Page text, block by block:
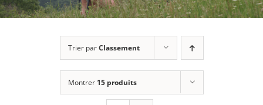
Trier parClassement
Montrer 15 produits